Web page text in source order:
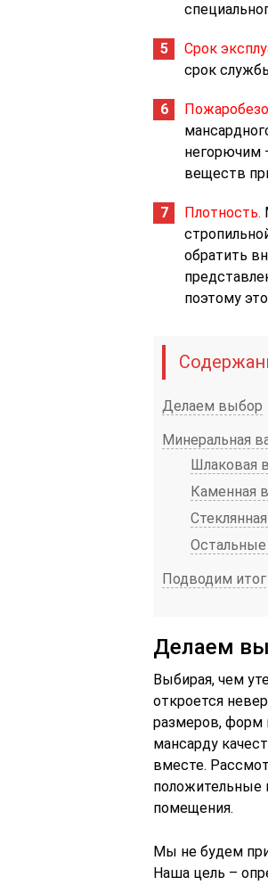
Срок
срок
негорючим
веществ
Плотность.
обратить
поэтому
Делаем выбор
Минеральная
Шлаковая
Каменная
Подводим итог
Делаем
Выбирая, чем
откроется
размеров, форм
мансарду
вместе.
положительные
помещения.
Мы не будем
Наша цель –